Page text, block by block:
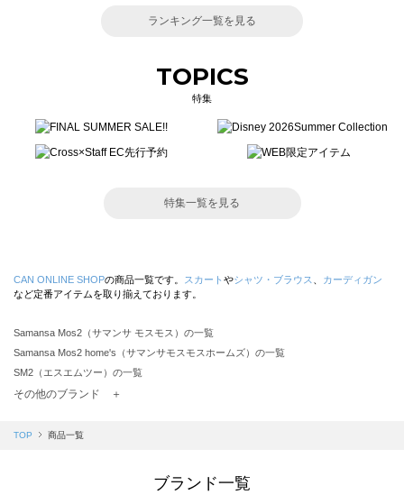
ランキング一覧を見る
TOPICS
特集
特集一覧を見る
CAN ONLINE SHOPの商品一覧です。 スカート やシャツ・ブラウス
カーディガン
など定番アイテムを取り揃えております。
Samansa Mos2（サマンサ モスモス）の一覧
Samansa Mos2 home's（サマンサモスモスホームズ）の一覧
SM2（エスエムツー）の一覧
TSUHARU by Samansa Mos2（ツハルバイサマンサモスモス）の一覧
Samansa Mos2 blue（サマンサモスモス ブルー）の一覧
その他のブランド ＋
TOP 商品一覧
ブランド一覧